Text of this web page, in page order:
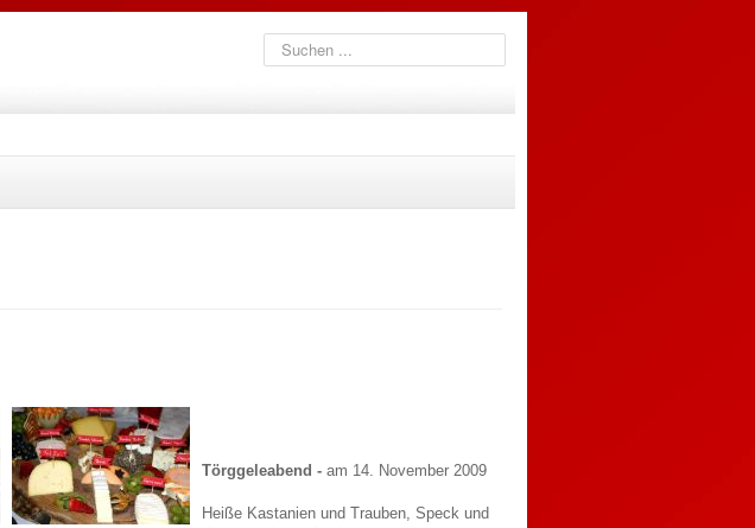
Suchen
Törggeleabend - am 14. November 2009
Heiße Kastanien und Trauben, Speck und